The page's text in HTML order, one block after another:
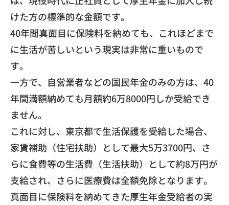
けた方の標準的な金額です。
40年間真面目に保険料を納めても、 これほどまで
に生活が苦しいという現実は非常に重いもので
す。
一方で、自営業者などの国民年金のみの方は、 40
年間満額納めても月額約6万8000円しか受給でき
ません。
これに対し、東京都で生活保護を受給した場合、
家賃補助（住宅扶助）として最大5万3700円、さ
らに食費等の生活費（生活扶助）として約8万円が
支給され、 さらに医療費は全額免除となります。
真面目に保険料を納めてきた厚生年金受給者の実